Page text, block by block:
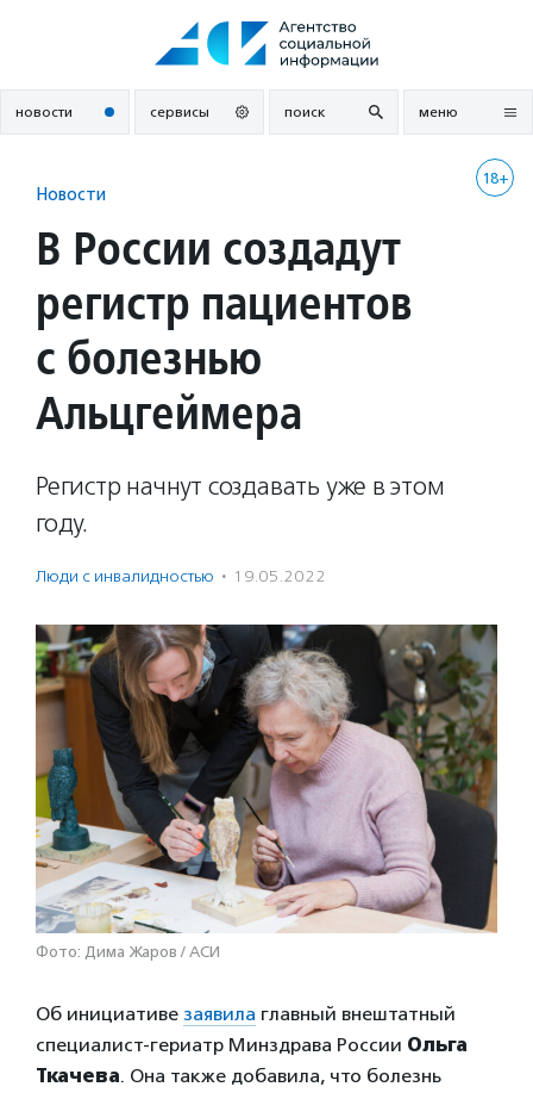
новости сервисы поиск меню
18+
Новости
В России создадут
регистр пациентов
с болезнью
Альцгеймера
Регистр начнут создавать уже в этом
году.
Люди с инвалидностью · 19.05.2022
Фото: Дима Жаров / АСИ
Об инициативе заявила главный внештатный
специалист-гериатр Минздрава России Ольга
Ткачева. Она также добавила, что болезнь